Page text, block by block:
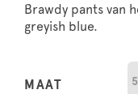
Brawdy pants van
greyish blue.
MAAT